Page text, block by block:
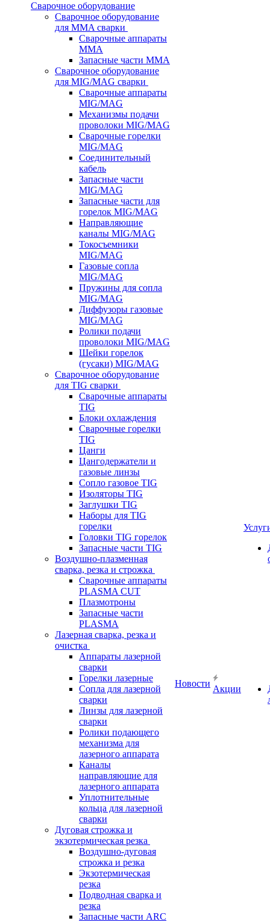
Сварочное оборудование
Сварочное оборудование
для MMA сварки
Сварочные аппараты
MMA
Запасные части MMA
Сварочное оборудование
для MIG/MAG сварки
Сварочные аппараты
MIG/MAG
Механизмы подачи
проволоки MIG/MAG
Сварочные горелки
MIG/MAG
Соединительный
кабель
Запасные части
MIG/MAG
Запасные части для
горелок MIG/MAG
Направляющие
каналы MIG/MAG
Токосъемники
MIG/MAG
Газовые сопла
MIG/MAG
Пружины для сопла
MIG/MAG
Диффузоры газовые
MIG/MAG
Ролики подачи
проволоки MIG/MAG
Шейки горелок
(гусаки) MIG/MAG
Сварочное оборудование
для TIG сварки
Сварочные аппараты
TIG
Блоки охлаждения
Сварочные горелки
TIG
Цанги
Цангодержатели и
газовые линзы
Сопло газовое TIG
Изоляторы TIG
Заглушки TIG
Наборы для TIG
горелки
Головки TIG горелок
Запасные части TIG
Воздушно-плазменная
сварка, резка и строжка
Сварочные аппараты
PLASMA CUT
Плазмотроны
Запасные части
PLASMA
Лазерная сварка, резка и
очистка
Аппараты лазерной
сварки
Горелки лазерные
Сопла для лазерной
сварки
Линзы для лазерной
сварки
Ролики подающего
механизма для
лазерного аппарата
Каналы
направляющие для
лазерного аппарата
Уплотнительные
кольца для лазерной
сварки
Дуговая строжка и
экзотермическая резка
Воздушно-дуговая
строжка и резка
Экзотермическая
резка
Подводная сварка и
резка
Запасные части ARC
Новости
Акции